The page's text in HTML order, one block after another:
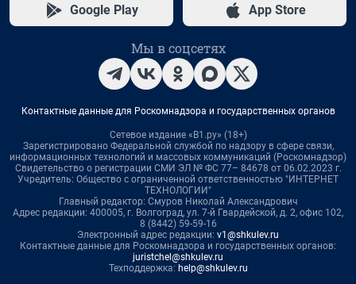
Google Play App Store
Мы в соцсетях
Контактные данные для Роскомнадзора и государственных органов
Сетевое издание «В1.ру» (18+)
Зарегистрировано Федеральной службой по надзору в сфере связи,
информационных технологий и массовых коммуникаций (Роскомнадзор)
Свидетельство о регистрации СМИ ЭЛ № ФС 77– 84678 от 06.02.2023 г.
Учредитель: Общество с ограниченной ответственностью "ИНТЕРНЕТ
ТЕХНОЛОГИИ"
Главный редактор: Смуров Николай Александрович
Адрес редакции: 400005, г. Волгоград, ул. 7-й Гвардейской, д. 2, офис 102,
8 (8442) 59-59-16
Электронный адрес редакции: v1@shkulev.ru
Контактные данные для Роскомнадзора и государственных органов:
juristchel@shkulev.ru
Техподдержка: help@shkulev.ru